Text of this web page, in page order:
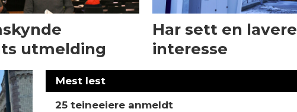
utmelding
Har sett en lavere
interesse
Mest lest
25 teineeiere anmeldt